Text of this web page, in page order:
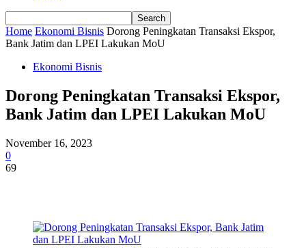
Home Ekonomi Bisnis Dorong Peningkatan Transaksi Ekspor,
Bank Jatim dan LPEI Lakukan MoU
Ekonomi Bisnis
Dorong Peningkatan Transaksi Ekspor,
Bank Jatim dan LPEI Lakukan MoU
November 16, 2023
0
69